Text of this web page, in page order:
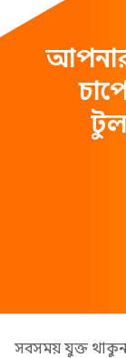
সবসময় যুক্ত থাকুন